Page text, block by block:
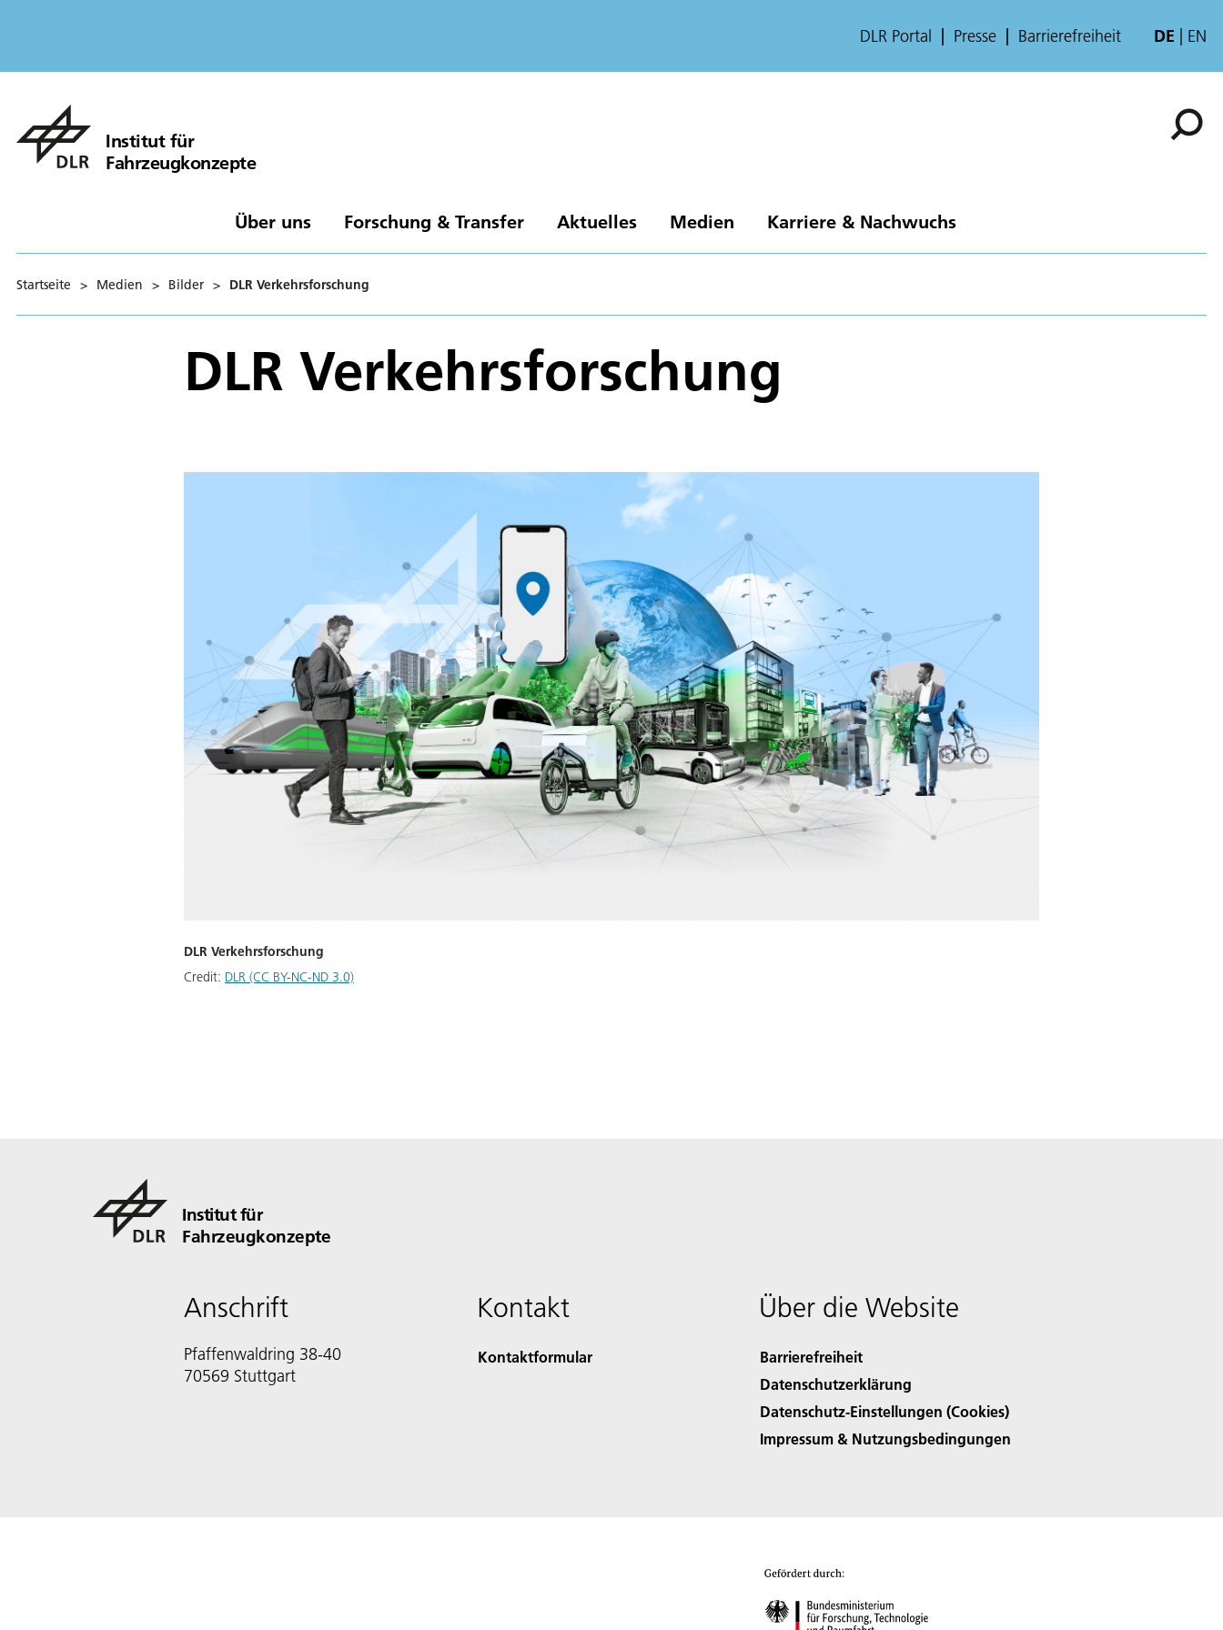
DLR Portal Presse Barrierefreiheit DE EN
Institut für
Fahrzeugkonzepte
Über uns Forschung & Transfer Aktuelles Medien Karriere & Nachwuchs
Startseite > Medien > Bilder > DLR Verkehrsforschung
DLR Verkehrsforschung
DLR Verkehrsforschung
Credit: DLR (CC BY-NC-ND 3.0)
Institut für
Fahrzeugkonzepte
Anschrift
Pfaffenwaldring 38-40
70569 Stuttgart
Kontakt
Kontaktformular
Über die Website
Barrierefreiheit
Datenschutzerklärung
Datenschutz-Einstellungen (Cookies)
Impressum & Nutzungsbedingungen